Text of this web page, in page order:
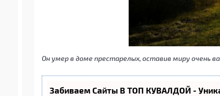
Он умер в доме престарелых, оставив миру очень
Забиваем Сайты В ТОП КУВАЛДОЙ -